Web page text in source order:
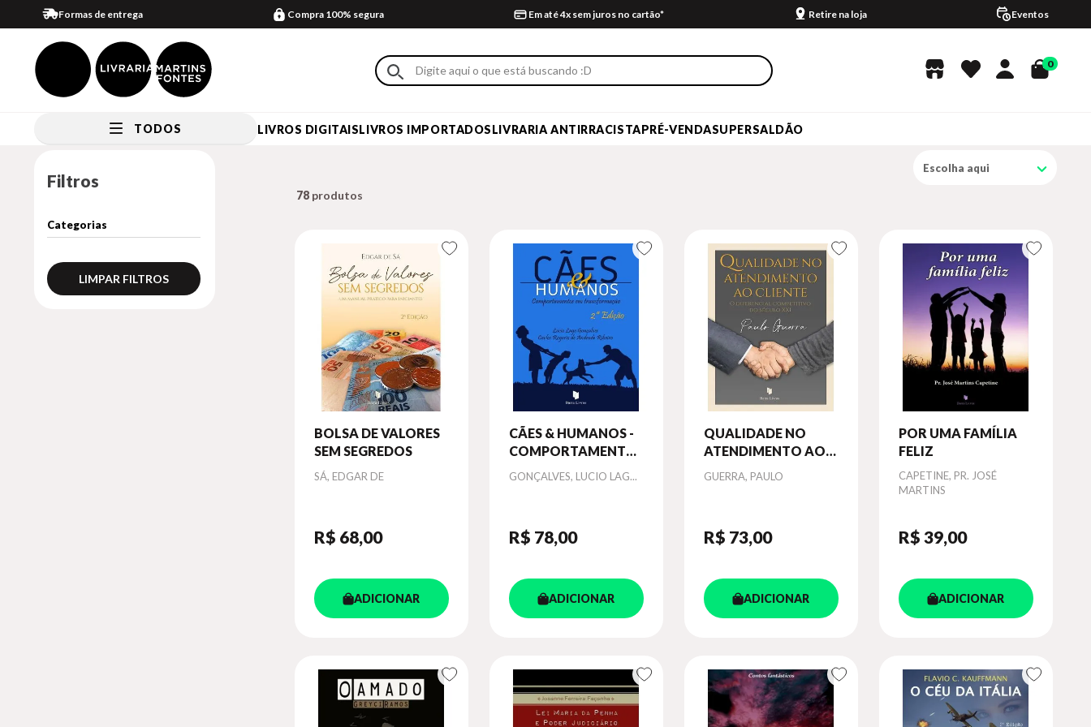
Formas de entrega Compra 100% segura Em até 4x sem juros no cartão* Retire na loja Eventos
0
TODOS LIVROS DIGITAISLIVROS IMPORTADOSLIVRARIA ANTIRRACISTAPRÉ-VENDASUPERSALDÃO
Filtros
LIMPAR FILTROS
Escolha aqui
78
BOLSA DE VALORES
SEM SEGREDOS
Autor
SÁ, EDGAR DE
R$ 68,00
ADICIONAR
CÃES & HUMANOS -
COMPORTAMENTOS
EM
TRANSFORMAÇÃO
Autor
GONÇALVES, LUCIO LAG...
R$ 78,00
ADICIONAR
QUALIDADE NO
ATENDIMENTO AO
CLIENTE -
Autor
GUERRA, PAULO
R$ 73,00
ADICIONAR
POR UMA FAMÍLIA
FELIZ
Autor
CAPETINE, PR. JOSÉ
MARTINS
R$ 39,00
ADICIONAR